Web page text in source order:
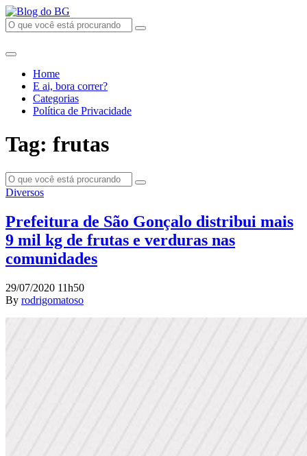
Home
E ai, bora correr?
Categorias
Política de Privacidade
Tag: frutas
Diversos
Prefeitura de São Gonçalo distribui mais
9 mil kg de frutas e verduras nas
comunidades
29/07/2020 11h50
By rodrigomatoso